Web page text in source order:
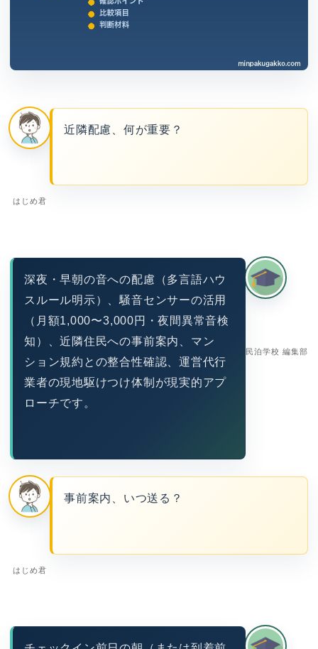
はじめ君
近隣配慮、何が重要？
民泊学校 編集部
深夜・早朝の音への配慮（多言語ハウ
スルール明示）、騒音センサーの活用
（月額1,000〜3,000円・夜間異常音検
知）、近隣住民への事前案内、マン
ション規約との整合性確認、運営代行
業者の現地駆けつけ体制が現実的アプ
ローチです。
はじめ君
事前案内、いつ送る？